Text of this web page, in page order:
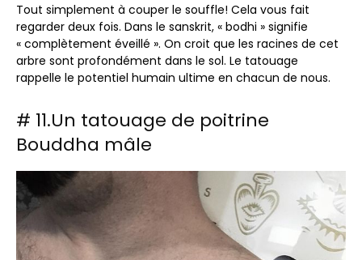
Tout simplement à couper le souffle! Cela vous fait
regarder deux fois. Dans le sanskrit, « bodhi » signifie
« complètement éveillé ». On croit que les racines de cet
arbre sont profondément dans le sol. Le tatouage
rappelle le potentiel humain ultime en chacun de nous.
# 11.Un tatouage de poitrine
Bouddha mâle